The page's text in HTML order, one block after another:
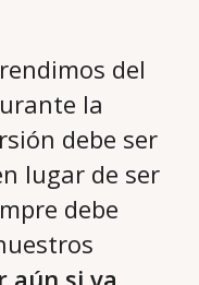
del
la
debe ser
lugar de ser
debe